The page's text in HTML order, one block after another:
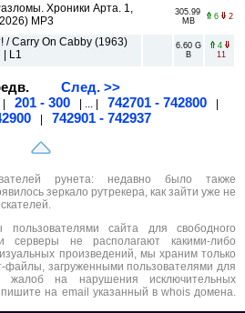
Хроники Арта. 1,
МР3
305.99
MB
6 2
/ Carry On Cabby (1963)
| L1
6.60 G
B
4
11
След. >>
| 201 - 300 | ... | 742701 - 742800 |
| 742901 - 742937
рунета: недавно было также
зеркало рутрекера, как зайти уже не
сайта для свободного
не располагают какими-либо
произведений, мы храним только
загруженными пользователями для
жалоб на нарушения исключительных
пишите на email указанный в whois домена.